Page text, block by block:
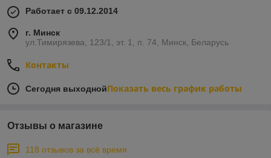
Работает с 09.12.2014
г. Минск
ул.Тимирязева, 123/1, эт. 1, п. 74, Минск, Беларусь
Контакты
Сегодня выходнойПоказать весь график работы
Отзывы о магазине
118 отзывов за всё время